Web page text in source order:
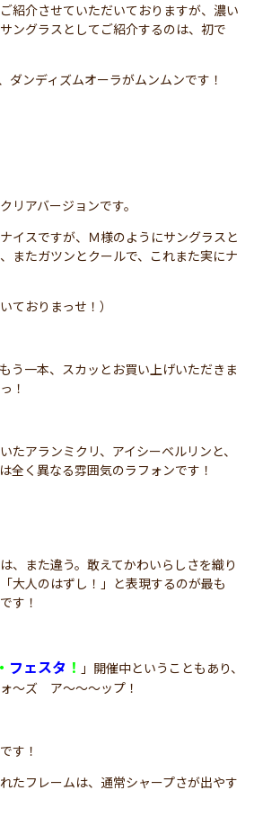
紹介させていただいておりますが、濃い
ングラスとしてご紹介するのは、初で
ダンディズムオーラがムンムンです！
リアバージョンです。
イスですが、Ｍ様のようにサングラスと
またガツンとクールで、これまた実にナ
ておりまっせ！）
う一本、スカッとお買い上げいただきま
！
たアランミクリ、アイシーベルリンと、
全く異なる雰囲気のラフォンです！
、また違う。敢えてかわいらしさを織り
大人のはずし！」と表現するのが最も
す！
・ フェスタ ！ 」開催中ということもあり、
～ズ ア～～～ップ！
す！
たフレームは、通常シャープさが出やす